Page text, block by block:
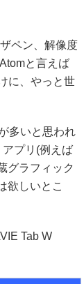
ペン、解像度
と言えば
に、やっと世
多いと思われ
プリ(例えば
グラフィック
欲しいとこ
Tab W